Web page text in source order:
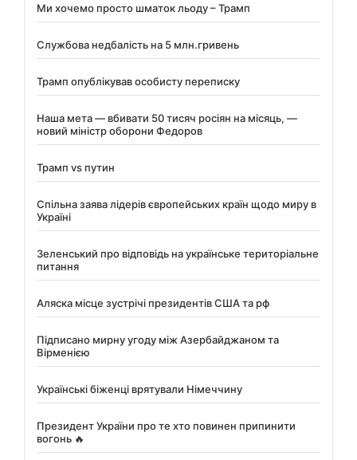
Ми хочемо просто шматок льоду – Трамп
Службова недбалість на 5 млн.гривень
Трамп опублікував особисту переписку
Наша мета — вбивати 50 тисяч росіян на місяць, —
новий міністр оборони Федоров
Трамп vs путин
Спільна заява лідерів європейських країн щодо миру в
Україні
Зеленський про відповідь на українське територіальне
питання
Аляска місце зустрічі президентів США та рф
Підписано мирну угоду між Азербайджаном та
Вірменією
Українські біженці врятували Німеччину
Президент України про те хто повинен припинити
вогонь 🔥